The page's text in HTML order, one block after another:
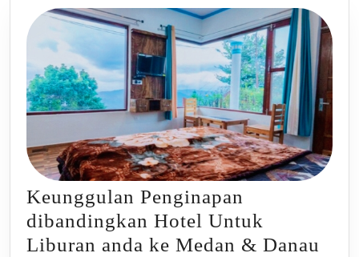
Keunggulan Penginapan
dibandingkan Hotel Untuk
Liburan anda ke Medan & Danau